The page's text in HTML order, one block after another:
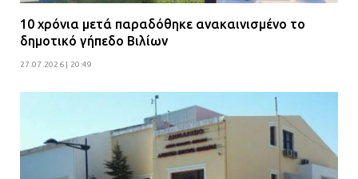
10 χρόνια μετά παραδόθηκε ανακαινισμένο το
δημοτικό γήπεδο Βιλίων
27.07.2026 | 20:49